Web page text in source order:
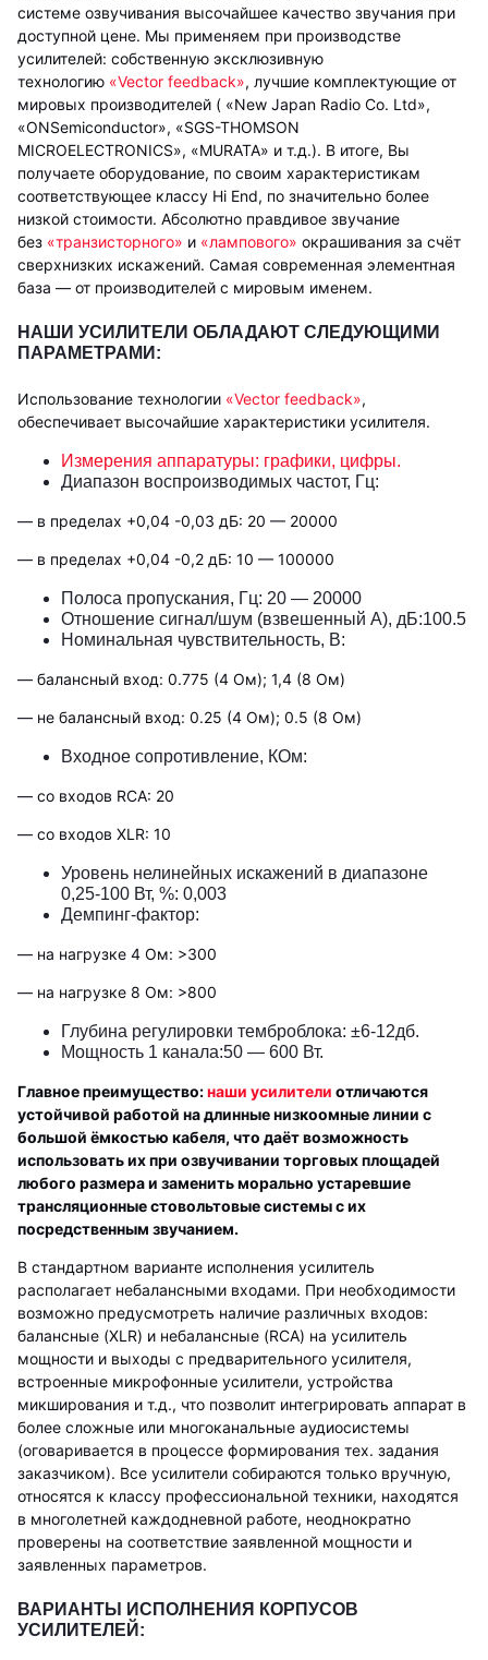
системе озвучивания высочайшее качество звучания при
доступной цене. Мы применяем при производстве
усилителей: собственную эксклюзивную
технологию «Vector feedback», лучшие комплектующие от
мировых производителей ( «New Japan Radio Co. Ltd»,
«ONSemiconductor», «SGS-THOMSON
MICROELECTRONICS», «MURATA» и т.д.). В итоге, Вы
получаете оборудование, по своим характеристикам
соответствующее классу Hi End, по значительно более
низкой стоимости. Абсолютно правдивое звучание
без «транзисторного» и «лампового» окрашивания за счёт
сверхнизких искажений. Самая современная элементная
база — от производителей с мировым именем.
НАШИ УСИЛИТЕЛИ ОБЛАДАЮТ СЛЕДУЮЩИМИ
ПАРАМЕТРАМИ:
Использование технологии «Vector feedback»,
обеспечивает высочайшие характеристики усилителя.
Измерения аппаратуры: графики, цифры.
Диапазон воспроизводимых частот, Гц:
— в пределах +0,04 -0,03 дБ: 20 — 20000
— в пределах +0,04 -0,2 дБ: 10 — 100000
Полоса пропускания, Гц: 20 — 20000
Отношение сигнал/шум (взвешенный А), дБ:100.5
Номинальная чувствительность, В:
— балансный вход: 0.775 (4 Ом); 1,4 (8 Ом)
— не балансный вход: 0.25 (4 Ом); 0.5 (8 Ом)
Входное сопротивление, КОм:
— со входов RCA: 20
— со входов XLR: 10
Уровень нелинейных искажений в диапазоне
0,25-100 Вт, %: 0,003
Демпинг-фактор:
— на нагрузке 4 Ом: >300
— на нагрузке 8 Ом: >800
Глубина регулировки темброблока: ±6-12дб.
Мощность 1 канала:50 — 600 Вт.
Главное преимущество:наши усилители отличаются
устойчивой работой на длинные низкоомные линии с
большой ёмкостью кабеля, что даёт возможность
использовать их при озвучивании торговых площадей
любого размера и заменить морально устаревшие
трансляционные стовольтовые системы с их
посредственным звучанием.
В стандартном варианте исполнения усилитель
располагает небалансными входами. При необходимости
возможно предусмотреть наличие различных входов:
балансные (XLR) и небалансные (RCA) на усилитель
мощности и выходы с предварительного усилителя,
встроенные микрофонные усилители, устройства
микширования и т.д., что позволит интегрировать аппарат в
более сложные или многоканальные аудиосистемы
(оговаривается в процессе формирования тех. задания
заказчиком). Все усилители собираются только вручную,
относятся к классу профессиональной техники, находятся
в многолетней каждодневной работе, неоднократно
проверены на соответствие заявленной мощности и
заявленных параметров.
ВАРИАНТЫ ИСПОЛНЕНИЯ КОРПУСОВ
УСИЛИТЕЛЕЙ: